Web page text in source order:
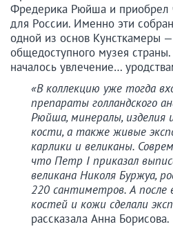
Фредерика Рюйша и приобрел
для России. Именно эти
одной из основ Кунсткамеры
общедоступного музея
началось увлечение…
«В коллекцию уже тогда
препараты голландского
Рюйша, минералы, изделия
кости, а также живые
карлики и великаны.
что Петр I приказал
великана Николя Буржуа,
220 сантиметров. А после
костей и кожи сделали
рассказала Анна Борисова.